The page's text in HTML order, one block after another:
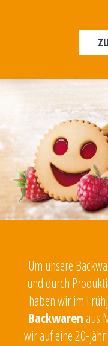
Um unsere
und durch
haben wir im
Backwaren aus
wir auf eine 20-